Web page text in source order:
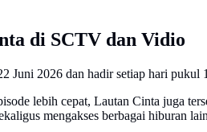
di SCTV dan Vidio
Juni 2026 dan hadir setiap hari
lebih cepat, Lautan Cinta juga
mengakses berbagai hiburan